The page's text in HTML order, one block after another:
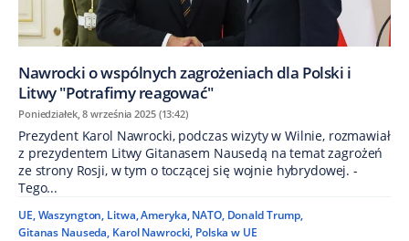
Nawrocki o wspólnych zagrożeniach dla Polski i
Litwy "Potrafimy reagować"
Poniedziałek, 8 września 2025 (13:42)
Prezydent Karol Nawrocki, podczas wizyty w Wilnie, rozmawiał
z prezydentem Litwy Gitanasem Nausedą na temat zagrożeń
ze strony Rosji, w tym o toczącej się wojnie hybrydowej. -
Tego...
UE,Waszyngton, Litwa,Ameryka, NATO, Donald Trump,
Gitanas Nauseda, Karol Nawrocki, Polska w UE